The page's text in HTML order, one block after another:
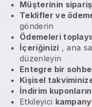
Müşterinin
Teklifler ve
gönderin
Ödemeleri
İçeriğinizi , ana
düzenleyin
Entegre bir
Kişisel
İndirim
Etkileyici